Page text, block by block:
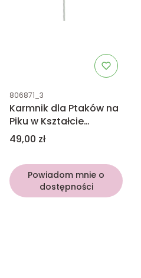
Kod produktu
806871_3
Karmnik dla Ptaków na
Piku w Kształcie
Kwiatka - beżowy
Cena
49,00 zł
Powiadom mnie o
dostępności